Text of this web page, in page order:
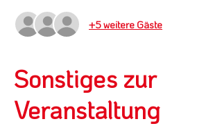
+5 weitere Gäste
Sonstiges zur
Veranstaltung